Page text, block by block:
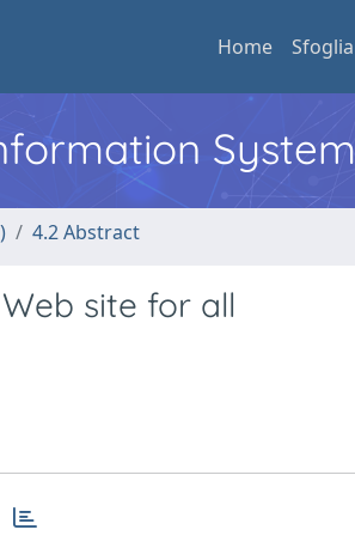
Home Sfoglia
System
4.2 Abstract
site for all